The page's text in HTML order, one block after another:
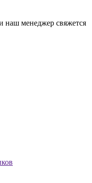
наш менеджер свяжется